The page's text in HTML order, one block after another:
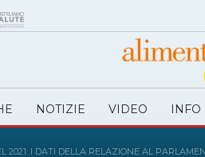
NOTIZIE VIDEO INFO
2021: I DATI DELLA RELAZIONE AL